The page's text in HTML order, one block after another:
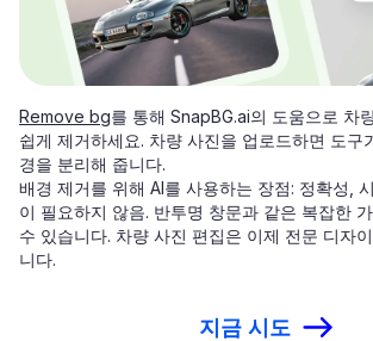
Remove bg를 통해 SnapBG.ai의 도움으로 차
쉽게 제거하세요. 차량 사진을 업로드하면 도구
경을 분리해 줍니다.
배경 제거를 위해 AI를 사용하는 장점: 정확성,
이 필요하지 않음. 반투명 창문과 같은 복잡한
수 있습니다. 차량 사진 편집은 이제 전문 디자
니다.
지금 시도